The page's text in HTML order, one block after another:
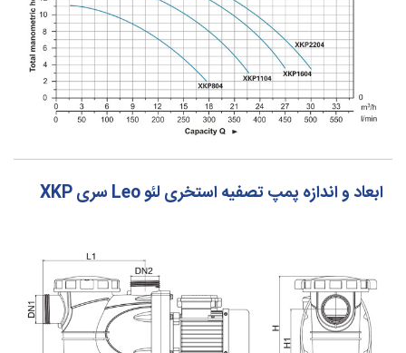
ابعاد و اندازه پمپ تصفیه استخری لئو Leo سری XKP